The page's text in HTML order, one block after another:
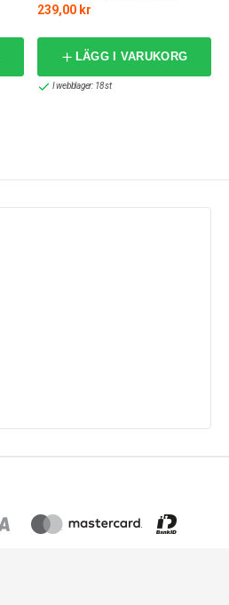
239,00 kr
LÄGG I VARUKORG
I webblager: 18 st